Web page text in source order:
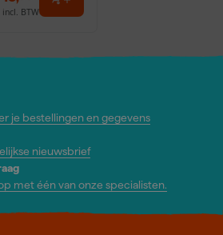
incl. BTW
je bestellingen en gegevens
nieuwsbrief
met één van onze specialisten.